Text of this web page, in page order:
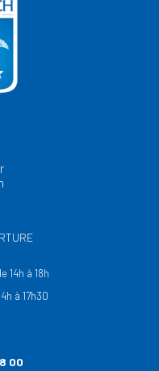
14h à 18h
à 17h30
00